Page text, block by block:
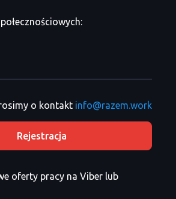
o kontakt info@razem.work
Rejestracja
oferty pracy na Viber lub